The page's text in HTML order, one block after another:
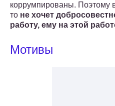
коррумпированы. Поэтому
то не хочет
работу, ему на этой
Мотивы